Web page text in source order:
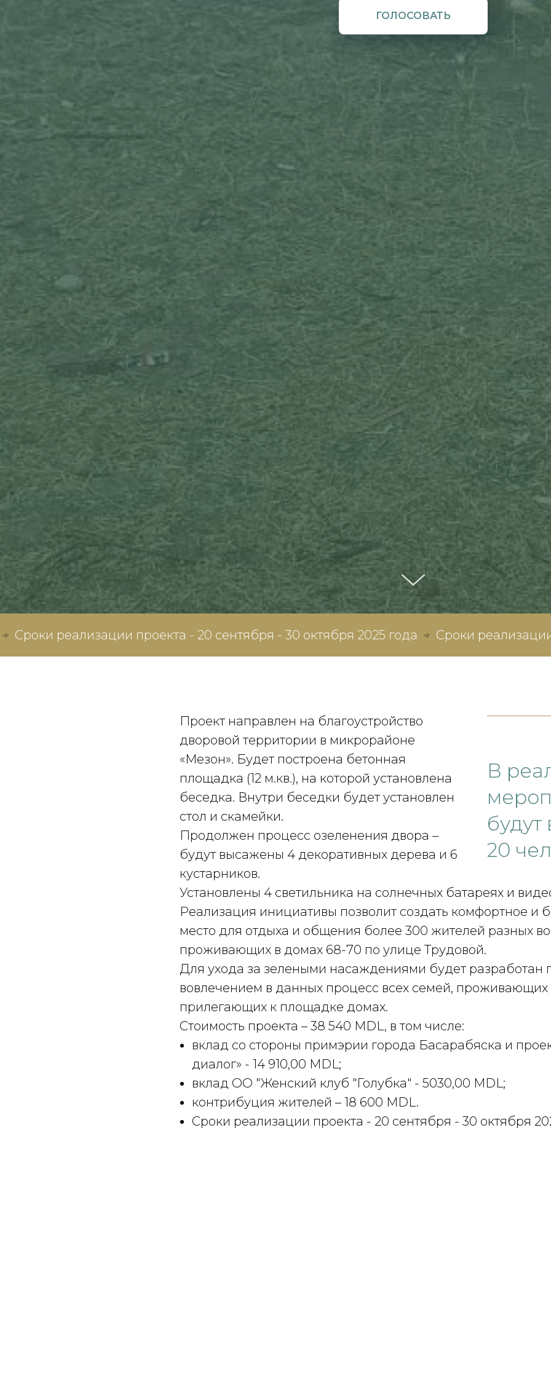
ГОЛОСОВАТЬ
проекта - 20 сентября - 30 октября 2025 года Сроки реализации проекта -
В
20
Проект направлен на благоустройство
дворовой территории в микрорайоне
«Мезон». Будет построена бетонная
площадка (12 м.кв.), на которой установлена
беседка. Внутри беседки будет установлен
стол и скамейки.
Продолжен процесс озеленения двора –
будут высажены 4 декоративных дерева и 6
кустарников.
Установлены 4 светильника на солнечных батареях и
Реализация инициативы позволит создать комфортное и
место для отдыха и общения более 300 жителей разных
проживающих в домах 68-70 по улице Трудовой.
Для ухода за зелеными насаждениями будет разработан
вовлечением в данных процесс всех семей, проживающих
прилегающих к площадке домах.
Стоимость проекта – 38 540 MDL, в том числе:
вклад со стороны примэрии города Басарабяска и
диалог» - 14 910,00 MDL;
вклад ОО "Женский клуб "Голубка" - 5030,00 MDL;
контрибуция жителей – 18 600 MDL.
Сроки реализации проекта - 20 сентября - 30 октября